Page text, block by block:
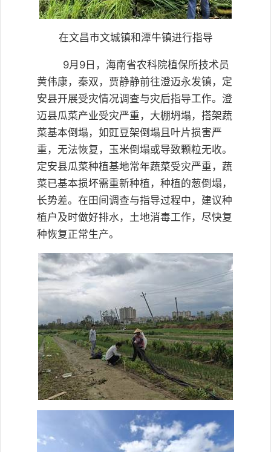
在文昌市文城镇和潭牛镇进行指导
9月9日，海南省农科院植保所技术员
黄伟康，秦双，贾静静前往澄迈永发镇，定
安县开展受灾情况调查与灾后指导工作。澄
迈县瓜菜产业受灾严重，大棚坍塌，搭架蔬
菜基本倒塌，如豇豆架倒塌且叶片损害严
重，无法恢复，玉米倒塌或导致颗粒无收。
定安县瓜菜种植基地常年蔬菜受灾严重，蔬
菜已基本损坏需重新种植，种植的葱倒塌，
长势差。在田间调查与指导过程中，建议种
植户及时做好排水，土地消毒工作，尽快复
种恢复正常生产。